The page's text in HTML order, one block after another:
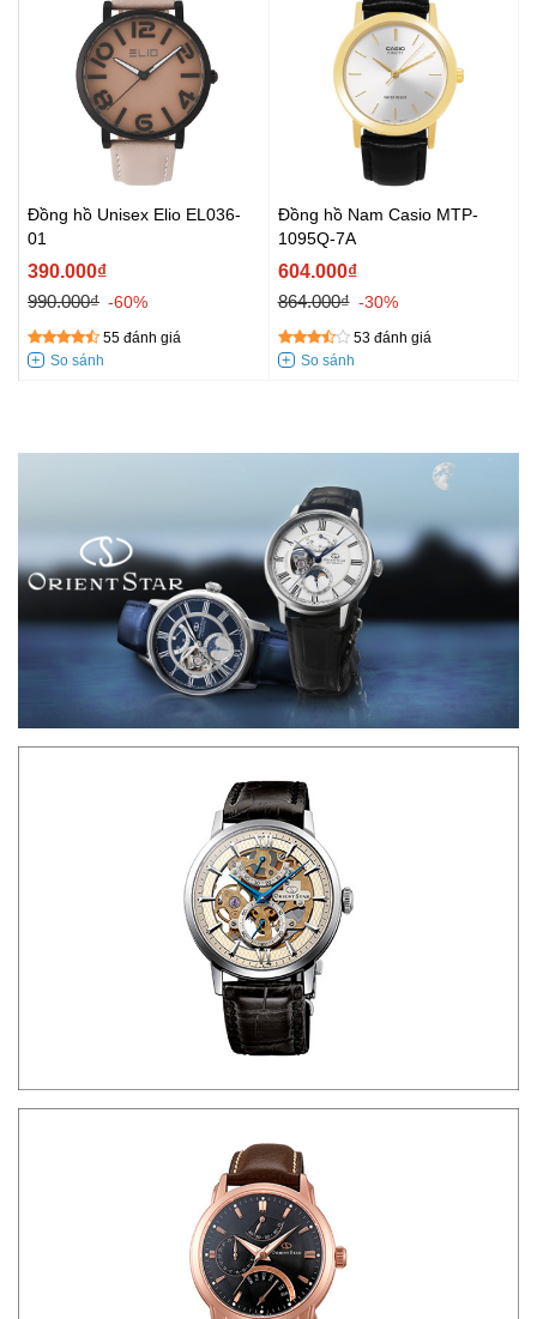
Đồng hồ Unisex Elio EL036-
01
390.000₫
990.000₫ -60%
55 đánh giá
Đồng hồ Nam Casio MTP-
1095Q-7A
604.000₫
864.000₫ -30%
53 đánh giá